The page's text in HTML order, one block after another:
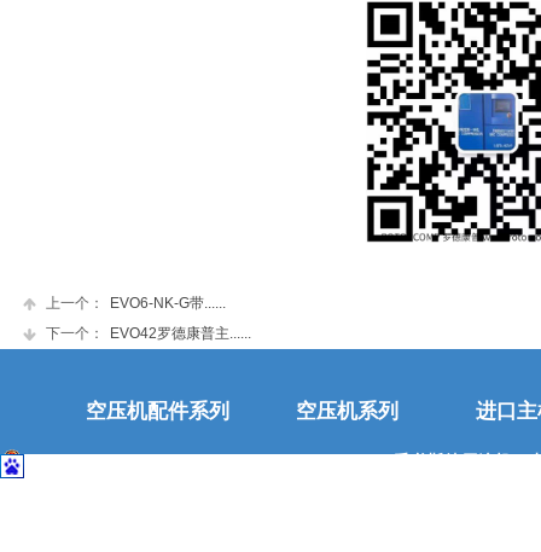
上一个：
EVO6-NK-G带......
下一个：
EVO42罗德康普主......
空压机配件系列 空压机系列 进口